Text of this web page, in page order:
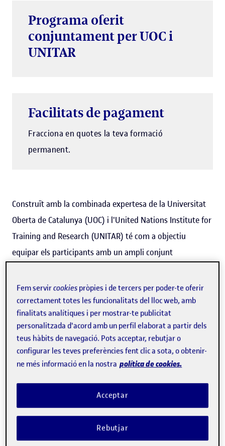
Programa oferit
conjuntament per UOC i
UNITAR
Facilitats de pagament
Fracciona en quotes la teva formació
permanent.
Construït amb la combinada expertesa de la Universitat
Oberta de Catalunya (UOC) i l'United Nations Institute for
Training and Research (UNITAR) té com a objectiu
equipar els participants amb un ampli conjunt
única des del camp. El diploma d'especialització en
Gestió de Crisi i Planejament Estratègic (veure més
informació a sota) és adequat per a professionals que
treballen en zones de conflicte, dins el marc
d'organitzacions regionals, governamentals i no
governamentals, també per a estudiants graduats, joves
investigadors o altres acadèmics que interessats a
augmentar el seu coneixement sobre conflictes i adquirir
habilitats sobre com resoldre'ls millor.
Elegir el postgrau en Gestió de Crisi i Planejament
Fem servircookies pròpies i de tercers per poder-te oferir
correctament totes les funcionalitats del lloc web, amb
finalitats analítiques i per mostrar-te publicitat
personalitzada d'acord amb un perfil elaborat a partir dels
teus hàbits de navegació. Pots acceptar, rebutjar o
configurar les teves preferències fent clic a sota, o obtenir-
ne més informació en la nostra política de cookies.
Rebutjar
Acceptar